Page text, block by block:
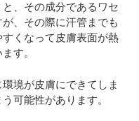
、その成分であるワセ
、その際に汗管までも
くなって皮膚表面が熱
す。
境が皮膚にできてしま
可能性があります。